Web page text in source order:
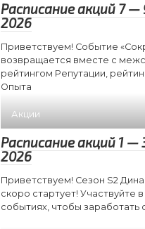
Расписание акций 7 —
2026
Приветствуем! Событие
возвращается вместе с
рейтингом Репутации,
Опыта
Акции
Расписание акций 1 —
2026
Приветствуем! Сезон S2
скоро стартует! Участвуйте
событиях, чтобы заработать